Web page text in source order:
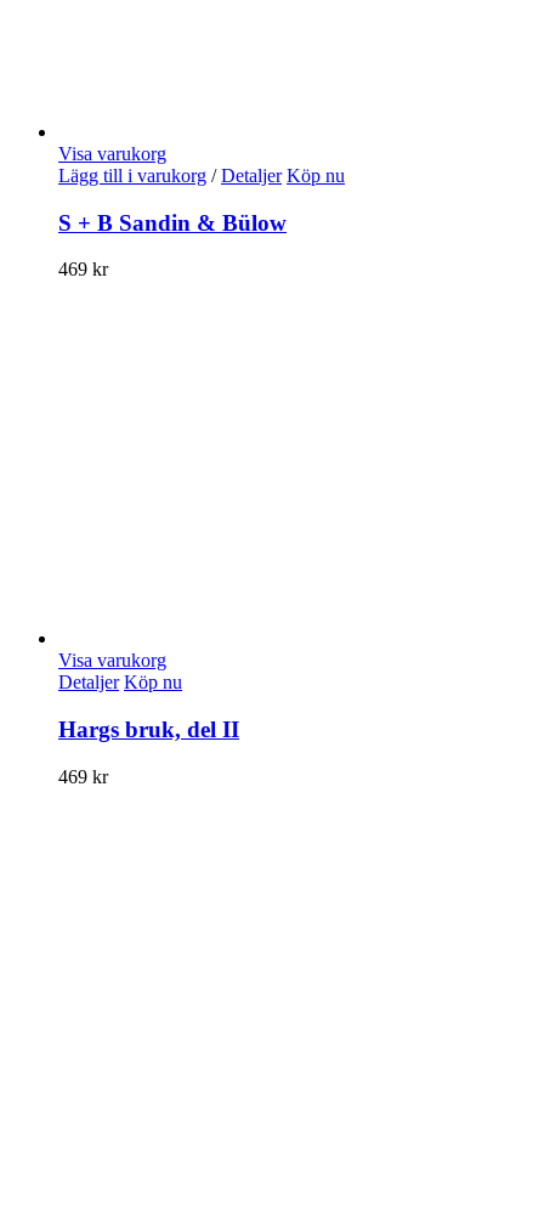
Visa varukorg
Lägg till i varukorg / Detaljer Köp nu
S + B Sandin & Bülow
469 kr
Visa varukorg
Detaljer Köp nu
Hargs bruk, del II
469 kr